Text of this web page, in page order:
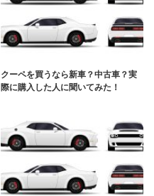
クーペを買うなら新車？中古車？実
際に購入した人に聞いてみた！